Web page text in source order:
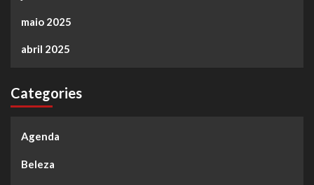
maio 2025
abril 2025
Categories
Agenda
Beleza